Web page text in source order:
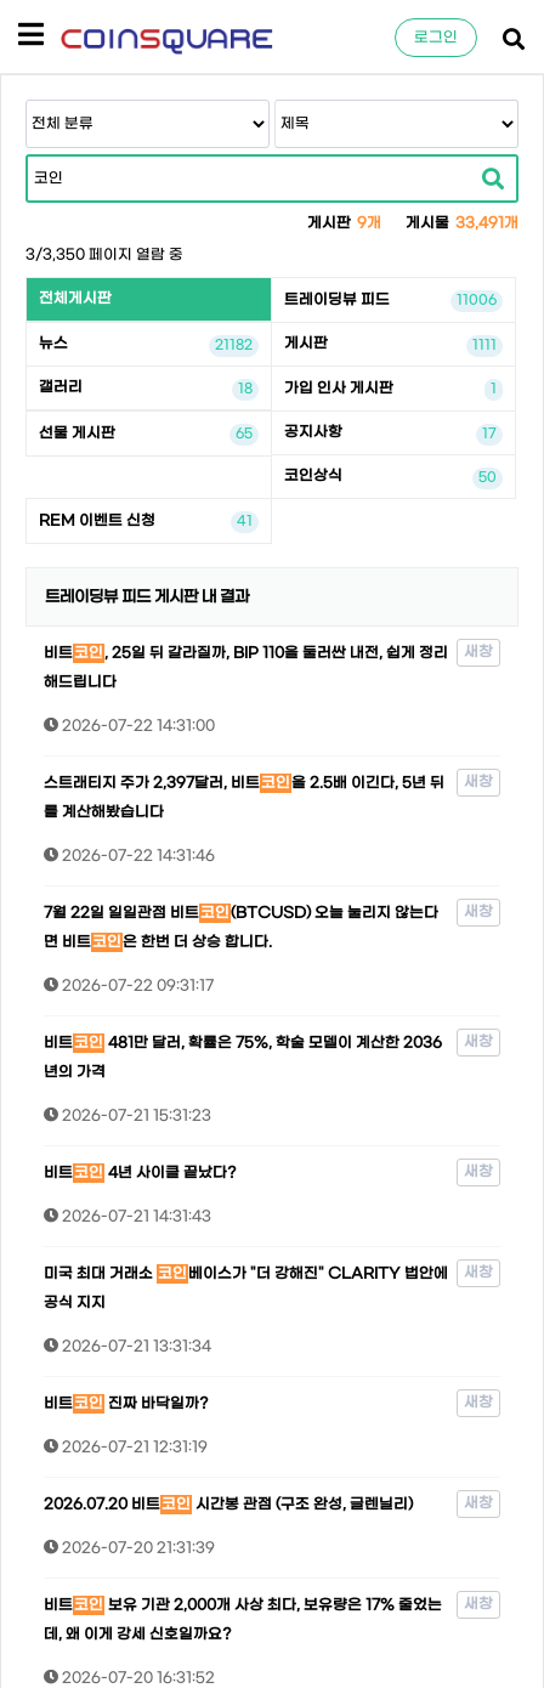
로그인
게시판 9개 게시물 33,491개
3/3,350 페이지 열람 중
전체게시판 트레이딩뷰 피드 11006
뉴스 21182 게시판 1111
갤러리 18 가입 인사 게시판 1
선물 게시판 65 공지사항 17
코인상식 50
REM 이벤트 신청 41
트레이딩뷰 피드 게시판 내 결과
비트코인, 25일 뒤 갈라질까, BIP 110을 둘러싼 내전, 쉽게 정리
해드립니다
새창
2026-07-22 14:31:00
스트래티지 주가 2,397달러, 비트코인을 2.5배 이긴다, 5년 뒤
를 계산해봤습니다
새창
2026-07-22 14:31:46
7월 22일 일일관점 비트코인(BTCUSD) 오늘 눌리지 않는다
면 비트코인은 한번 더 상승 합니다.
새창
2026-07-22 09:31:17
비트코인 481만 달러, 확률은 75%, 학술 모델이 계산한 2036
년의 가격
새창
2026-07-21 15:31:23
비트코인 4년 사이클 끝났다? 새창
2026-07-21 14:31:43
미국 최대 거래소 코인 베이스가 "더 강해진" CLARITY 법안에
공식 지지
새창
2026-07-21 13:31:34
비트코인 진짜 바닥일까? 새창
2026-07-21 12:31:19
2026.07.20 비트코인 시간봉 관점 (구조 완성, 글렌닐리) 새창
2026-07-20 21:31:39
비트코인 보유 기관 2,000개 사상 최다, 보유량은 17% 줄었는
데, 왜 이게 강세 신호일까요?
새창
2026-07-20 16:31:52